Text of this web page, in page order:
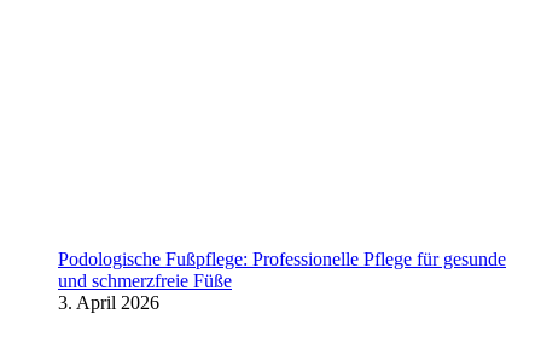
Podologische Fußpflege: Professionelle Pflege für gesunde
und schmerzfreie Füße
3. April 2026